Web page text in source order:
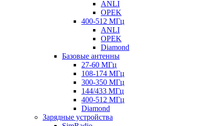
ANLI
OPEK
400-512 МГц
ANLI
OPEK
Diamond
Базовые антенны
27-60 МГц
108-174 МГц
300-350 МГц
144/433 МГц
400-512 МГц
Diamond
Зарядные устройства